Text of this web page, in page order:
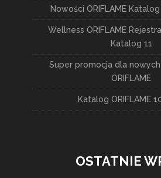
Nowości ORIFLAME Katalog
Wellness ORIFLAME
Katalog 11
Super promocja dla
ORIFLAME
Katalog ORIFLAME
OSTATNIE